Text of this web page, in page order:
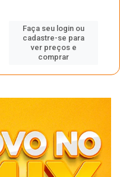
Faça seu login ou
cadastre-se para
ver preços e
comprar